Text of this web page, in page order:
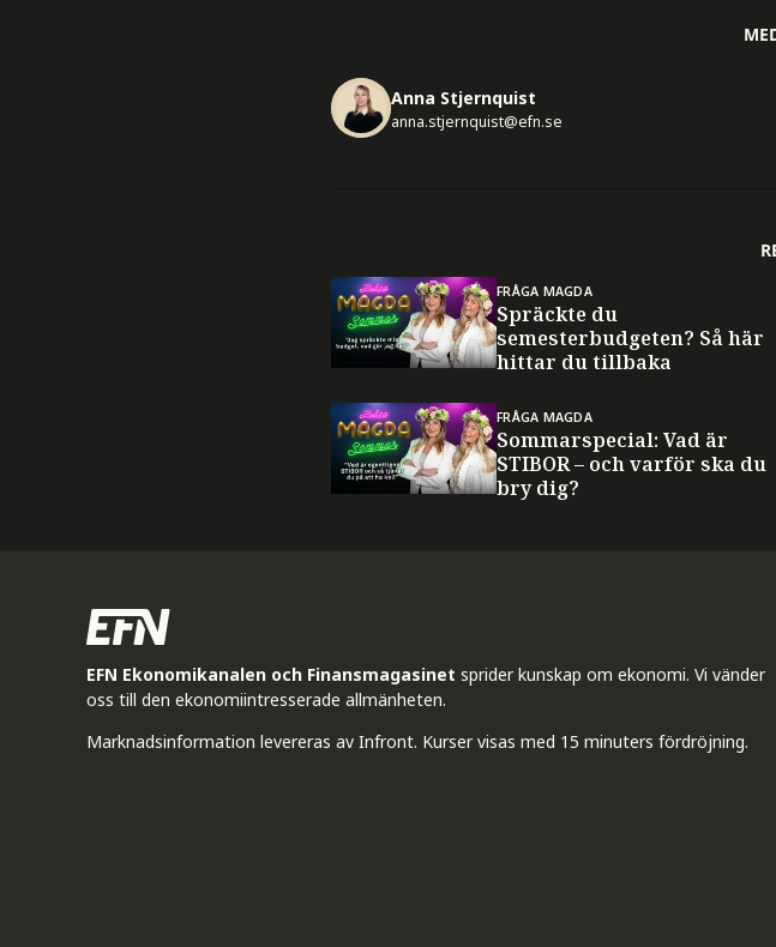
Anna Stjernquist
anna.stjernquist@efn.se
FRÅGA MAGDA
Spräckte du
semesterbudgeten? Så här
hittar du tillbaka
FRÅGA MAGDA
Sommarspecial: Vad är
STIBOR – och varför ska du
bry dig?
EFN Ekonomikanalen och Finansmagasinet sprider kunskap om ekonomi. Vi vänder
oss till den ekonomiintresserade allmänheten.
Marknadsinformation levereras av Infront. Kurser visas med 15 minuters fördröjning.